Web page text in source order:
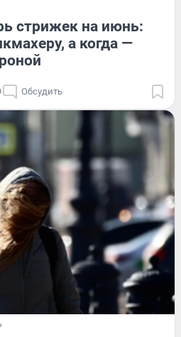
стрижек на июнь:
а когда —
Обсудить